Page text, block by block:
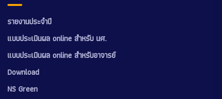
รายงานประจำปี
แบบประเมินผล online สำหรับ นศ.
แบบประเมินผล online สำหรับอาจารย์
Download
NS Green